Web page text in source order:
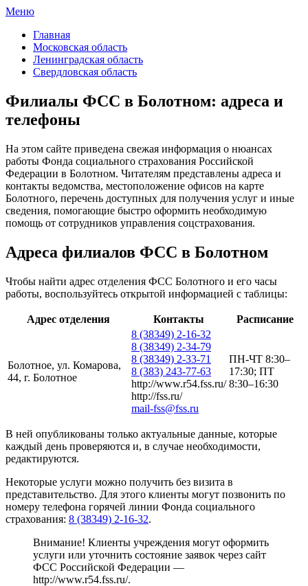
Меню
Главная
Московская область
Ленинградская область
Свердловская область
Филиалы ФСС в Болотном: адреса и
телефоны
На этом сайте приведена свежая информация о нюансах
работы Фонда социального страхования Российской
Федерации в Болотном. Читателям представлены адреса и
контакты ведомства, местоположение офисов на карте
Болотного, перечень доступных для получения услуг и иные
сведения, помогающие быстро оформить необходимую
помощь от сотрудников управления соцстрахования.
Адреса филиалов ФСС в Болотном
Чтобы найти адрес отделения ФСС Болотного и его часы
работы, воспользуйтесь открытой информацией с таблицы:
Адрес отделения Контакты Расписание
Болотное, ул. Комарова,
44, г. Болотное
8 (38349) 2-16-32
8 (38349) 2-34-79
8 (38349) 2-33-71
8 (383) 243-77-63
http://www.r54.fss.ru/
http://fss.ru/
mail-fss@fss.ru
ПН-ЧТ 8:30–
17:30; ПТ
8:30–16:30
В ней опубликованы только актуальные данные, которые
каждый день проверяются и, в случае необходимости,
редактируются.
Некоторые услуги можно получить без визита в
представительство. Для этого клиенты могут позвонить по
номеру телефона горячей линии Фонда социального
страхования: 8 (38349) 2-16-32.
Внимание! Клиенты учреждения могут оформить
услуги или уточнить состояние заявок через сайт
ФСС Российской Федерации —
http://www.r54.fss.ru/.